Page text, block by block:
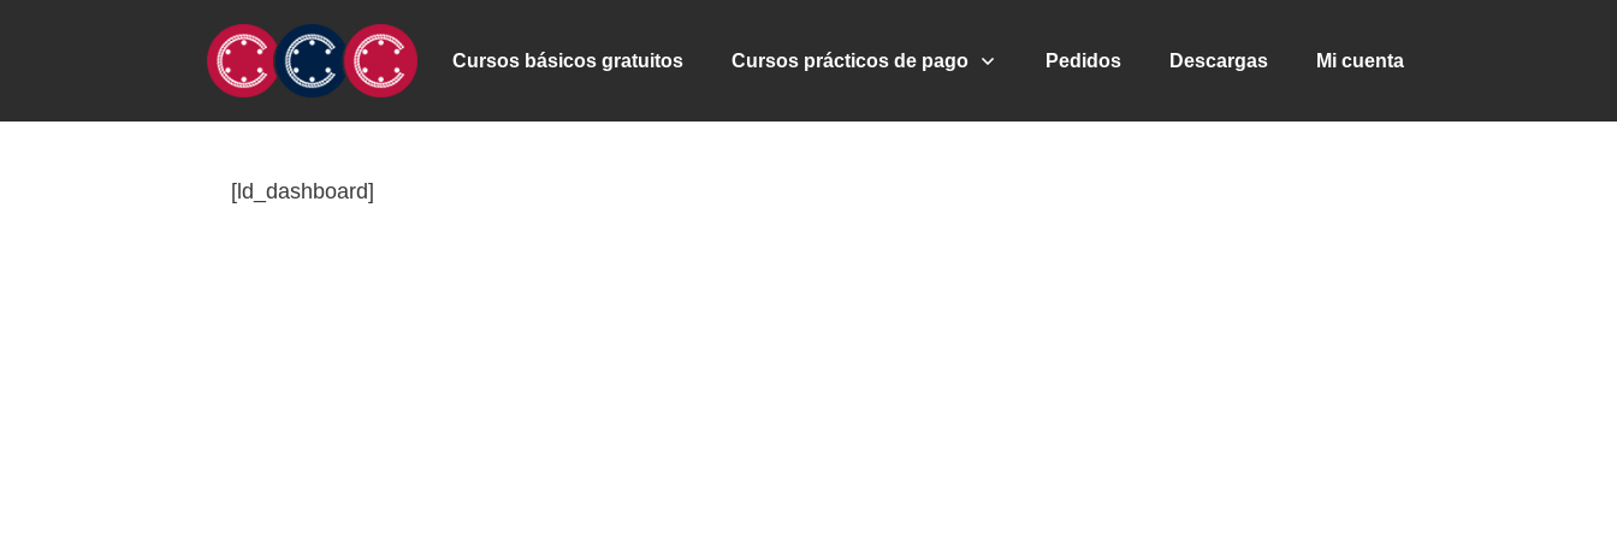
Cursos básicos gratuitos Cursos prácticos de pago Pedidos Descargas Mi cuenta
[ld_dashboard]